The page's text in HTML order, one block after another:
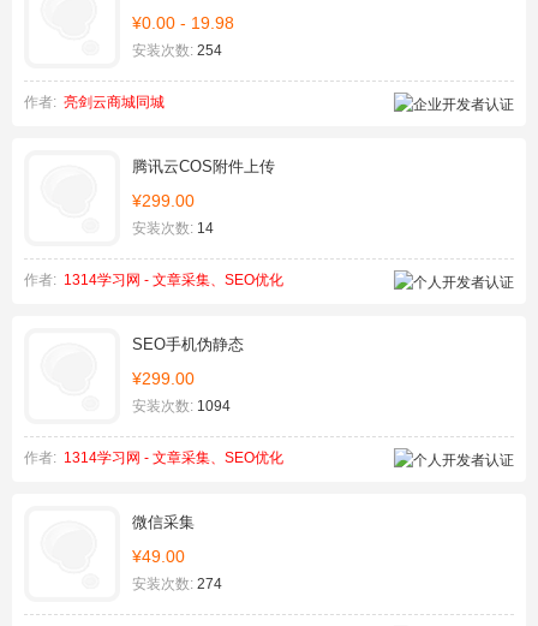
¥0.00 - 19.98
安装次数: 254
作者: 亮剑云商城同城
腾讯云COS附件上传
¥299.00
安装次数: 14
作者: 1314学习网 - 文章采集、SEO优化
SEO手机伪静态
¥299.00
安装次数: 1094
作者: 1314学习网 - 文章采集、SEO优化
微信采集
¥49.00
安装次数: 274